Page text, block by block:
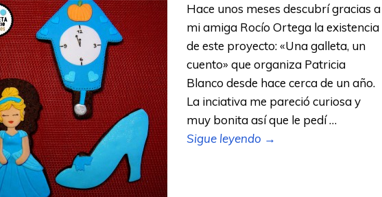
Hace unos meses descubrí gracias a
mi amiga Rocío Ortega la existencia
de este proyecto: «Una galleta, un
cuento» que organiza Patricia
Blanco desde hace cerca de un año.
La inciativa me pareció curiosa y
muy bonita así que le pedí …
Sigue leyendo →